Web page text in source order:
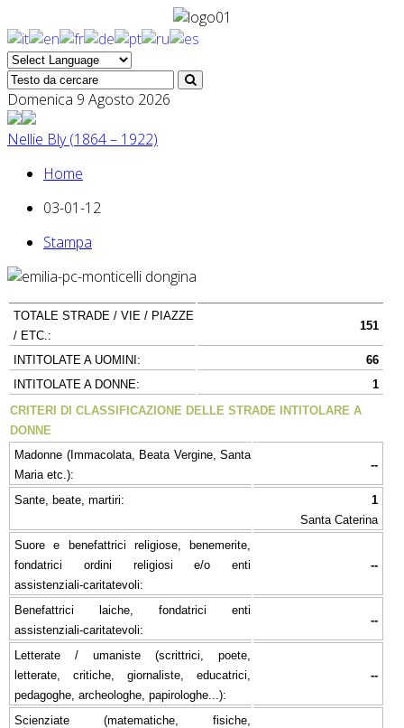
Domenica 9 Agosto 2026
Nellie Bly (1864 – 1922)
Home
03-01-12
Stampa
TOTALE STRADE / VIE / PIAZZE
/ ETC.:
151
INTITOLATE A UOMINI:
66
INTITOLATE A DONNE:
1
CRITERI DI CLASSIFICAZIONE DELLE STRADE INTITOLARE A
DONNE
Madonne (Immacolata, Beata Vergine, Santa
Maria etc.):
--
Sante, beate, martiri:
1
Santa Caterina
Suore e benefattrici religiose, benemerite,
fondatrici ordini religiosi e/o enti
assistenziali-caritatevoli:
--
Benefattrici laiche, fondatrici enti
assistenziali-caritatevoli:
--
Letterate / umaniste (scrittrici, poete,
letterate, critiche, giornaliste, educatrici,
pedagoghe, archeologhe, papirologhe...):
--
Scienziate (matematiche, fisiche,